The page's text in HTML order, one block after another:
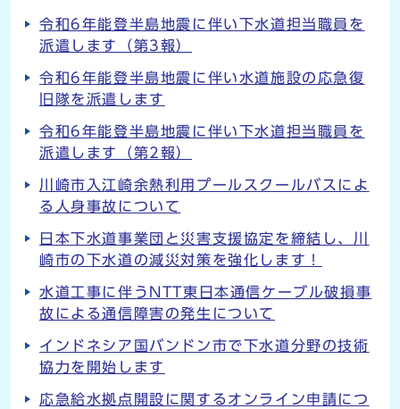
令和6年能登半島地震に伴い下水道担当職員を
派遣します（第3報）
令和6年能登半島地震に伴い水道施設の応急復
旧隊を派遣します
令和6年能登半島地震に伴い下水道担当職員を
派遣します（第2報）
川崎市入江崎余熱利用プールスクールバスによ
る人身事故について
日本下水道事業団と災害支援協定を締結し、川
崎市の下水道の減災対策を強化します！
水道工事に伴うNTT東日本通信ケーブル破損事
故による通信障害の発生について
インドネシア国バンドン市で下水道分野の技術
協力を開始します
応急給水拠点開設に関するオンライン申請につ